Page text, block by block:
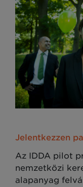
Jelentkezzen
Az IDDA pilot
nemzetközi
alapanyag